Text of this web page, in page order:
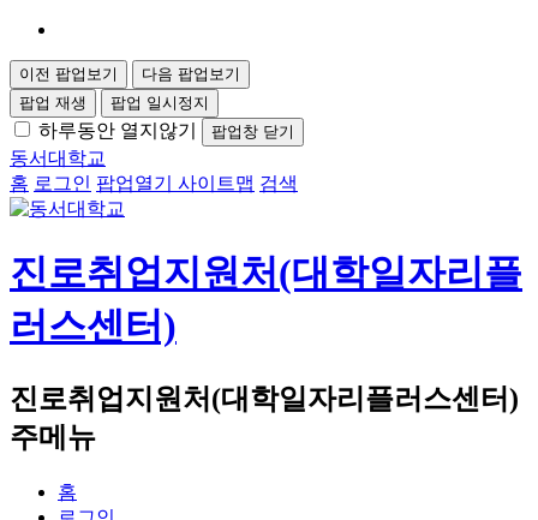
이전 팝업보기
다음 팝업보기
팝업 재생
팝업 일시정지
하루동안 열지않기 팝업창 닫기
동서대학교
홈 로그인 팝업열기 사이트맵 검색
진로취업지원처(대학일자리플
러스센터)
진로취업지원처(대학일자리플러스센터)
주메뉴
홈